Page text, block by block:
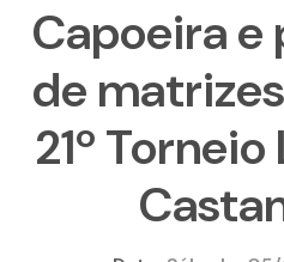
Capoeira
de
21º